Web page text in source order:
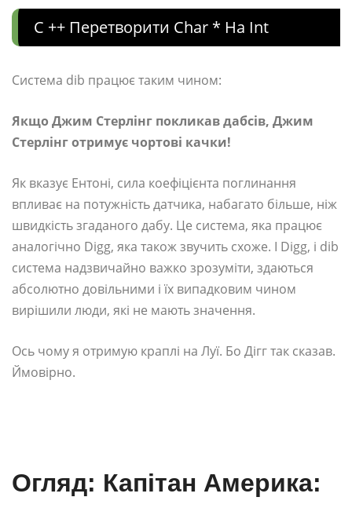
C ++ Перетворити Char * На Int
Система dib працює таким чином:
Якщо Джим Стерлінг покликав дабсів, Джим
Стерлінг отримує чортові качки!
Як вказує Ентоні, сила коефіцієнта поглинання
впливає на потужність датчика, набагато більше, ніж
швидкість згаданого дабу. Це система, яка працює
аналогічно Digg, яка також звучить схоже. І Digg, і dib
система надзвичайно важко зрозуміти, здаються
абсолютно довільними і їх випадковим чином
вирішили люди, які не мають значення.
Ось чому я отримую краплі на Луї. Бо Дігг так сказав.
Ймовірно.
Огляд: Капітан Америка: